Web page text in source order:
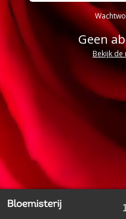
Back to index
Geen
Bekijk de